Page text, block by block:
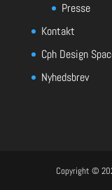
Presse
Kontakt
Cph Design
Nyhedsbrev
Copyright ©